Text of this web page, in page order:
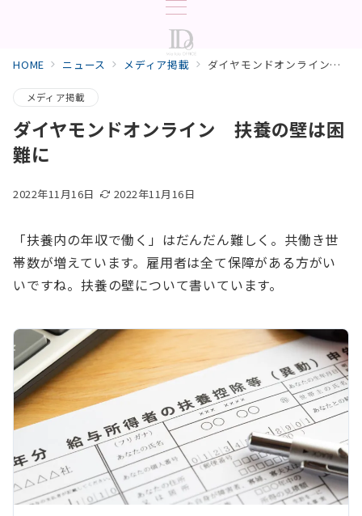
HOME ニュース メディア掲載 ダイヤモンドオンライン 扶養の壁は困難に
メディア掲載
ダイヤモンドオンライン 扶養の壁は困
難に
2022年11月16日 2022年11月16日
「扶養内の年収で働く」はだんだん難しく。共働き世
帯数が増えています。雇用者は全て保障がある方がい
いですね。扶養の壁について書いています。